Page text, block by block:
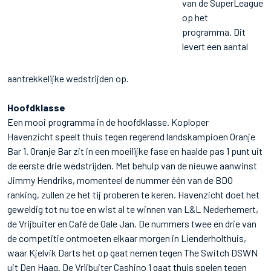
van de SuperLeague
op het
programma. Dit
levert een aantal
aantrekkelijke wedstrijden op.
Hoofdklasse
Een mooi programma in de hoofdklasse. Koploper
Havenzicht speelt thuis tegen regerend landskampioen Oranje
Bar 1. Oranje Bar zit in een moeilijke fase en haalde pas 1 punt uit
de eerste drie wedstrijden. Met behulp van de nieuwe aanwinst
Jimmy Hendriks, momenteel de nummer één van de BDO
ranking, zullen ze het tij proberen te keren. Havenzicht doet het
geweldig tot nu toe en wist al te winnen van L&L Nederhemert,
de Vrijbuiter en Café de Oale Jan. De nummers twee en drie van
de competitie ontmoeten elkaar morgen in Lienderholthuis,
waar Kjelvik Darts het op gaat nemen tegen The Switch DSWN
uit Den Haag. De Vrijbuiter Cashino 1 gaat thuis spelen tegen